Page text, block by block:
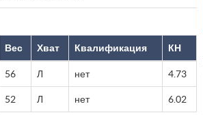
Вес Хват Квалификация КН
56 Л нет 4.73
52 Л нет 6.02